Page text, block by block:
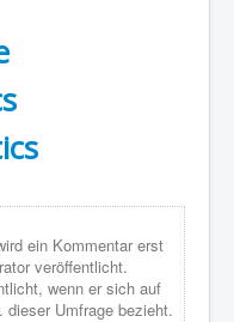
ein Kommentar erst
veröffentlicht.
wenn er sich auf
Umfrage bezieht.